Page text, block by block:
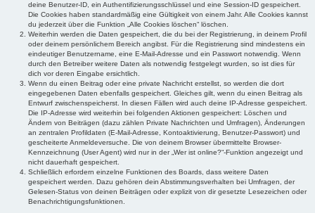
deine Benutzer-ID, ein Authentifizierungsschlüssel und eine Session-ID gespeichert.
Die Cookies haben standardmäßig eine Gültigkeit von einem Jahr. Alle Cookies kannst
du jederzeit über die Funktion „Alle Cookies löschen“ löschen.
Weiterhin werden die Daten gespeichert, die du bei der Registrierung, in deinem Profil
oder deinem persönlichem Bereich angibst. Für die Registrierung sind mindestens ein
eindeutiger Benutzername, eine E-Mail-Adresse und ein Passwort notwendig. Wenn
durch den Betreiber weitere Daten als notwendig festgelegt wurden, so ist dies für
dich vor deren Eingabe ersichtlich.
Wenn du einen Beitrag oder eine private Nachricht erstellst, so werden die dort
eingegebenen Daten ebenfalls gespeichert. Gleiches gilt, wenn du einen Beitrag als
Entwurf zwischenspeicherst. In diesen Fällen wird auch deine IP-Adresse gespeichert.
Die IP-Adresse wird weiterhin bei folgenden Aktionen gespeichert: Löschen und
Ändern von Beiträgen (dazu zählen Private Nachrichten und Umfragen), Änderungen
an zentralen Profildaten (E-Mail-Adresse, Kontoaktivierung, Benutzer-Passwort) und
gescheiterte Anmeldeversuche. Die von deinem Browser übermittelte Browser-
Kennzeichnung (User Agent) wird nur in der „Wer ist online?“-Funktion angezeigt und
nicht dauerhaft gespeichert.
Schließlich erfordern einzelne Funktionen des Boards, dass weitere Daten
gespeichert werden. Dazu gehören dein Abstimmungsverhalten bei Umfragen, der
Gelesen-Status von deinen Beiträgen oder explizit von dir gesetzte Lesezeichen oder
Benachrichtigungsfunktionen.